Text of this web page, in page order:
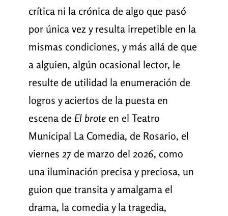
crítica ni la crónica de algo que pasó
por única vez y resulta irrepetible en la
mismas condiciones, y más allá de que
a alguien, algún ocasional lector, le
resulte de utilidad la enumeración de
logros y aciertos de la puesta en
escena de El broteen el Teatro
Municipal La Comedia, de Rosario, el
viernes 27 de marzo del 2026, como
una iluminación precisa y preciosa, un
guion que transita y amalgama el
drama, la comedia y la tragedia,